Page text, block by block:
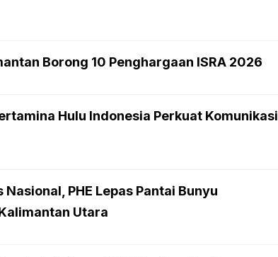
Borong 10 Penghargaan ISRA 2026
Hulu Indonesia Perkuat Komunikasi
PHE Lepas Pantai Bunyu
Utara